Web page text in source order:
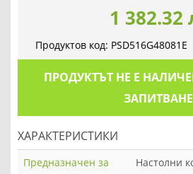
1
Продуктов код: PSD516G48081E
ПРОДУКТЪТ НЕ Е
ЗАПИТВАНЕ
ХАРАКТЕРИСТИКИ
Предназначен за
Настолни